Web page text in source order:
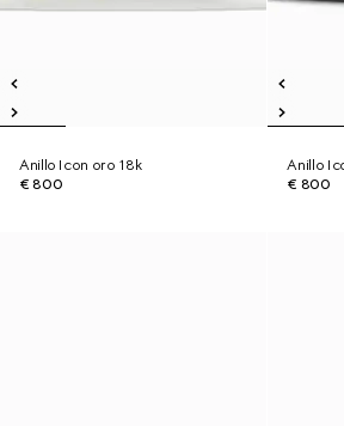
Anillo Icon oro 18k
€ 800
Anillo
€ 800